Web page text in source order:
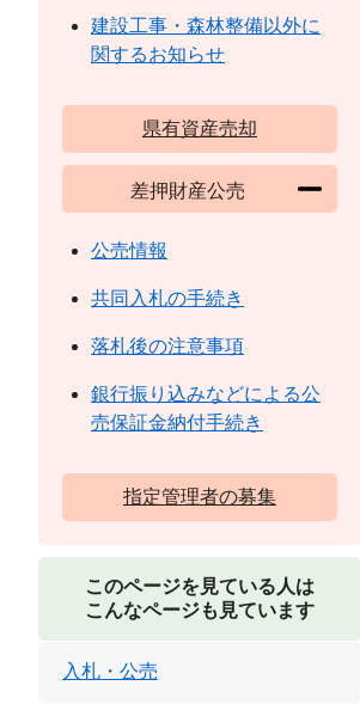
建設工事・森林整備以外に
関するお知らせ
県有資産売却
差押財産公売
公売情報
共同入札の手続き
落札後の注意事項
銀行振り込みなどによる公
売保証金納付手続き
指定管理者の募集
このページを見ている人は
こんなページも見ています
入札・公売